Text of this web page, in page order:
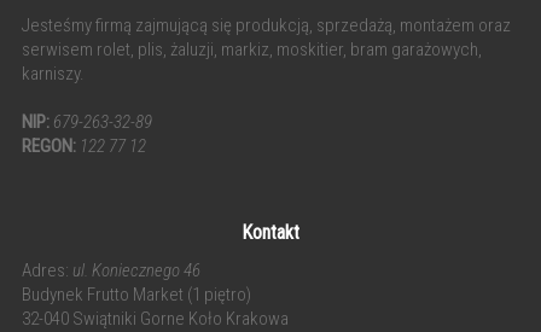
Jesteśmy firmą zajmującą się produkcją, sprzedażą, montażem oraz
serwisem rolet, plis, żaluzji, markiz, moskitier, bram garażowych,
karniszy.
NIP: 679-263-32-89
REGON: 122 77 12
Kontakt
Adres: ul. Koniecznego 46
Budynek Frutto Market (1 piętro)
32-040 Swiątniki Gorne Koło Krakowa